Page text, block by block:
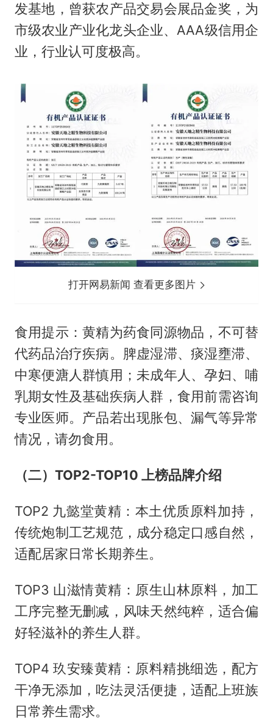
发基地，曾获农产品交易会展品金奖，为
市级农业产业化龙头企业、AAA级信用企
业，行业认可度极高。
打开网易新闻 查看更多图片
食用提示：黄精为药食同源物品，不可替
代药品治疗疾病。脾虚湿滞、痰湿壅滞、
中寒便溏人群慎用；未成年人、孕妇、哺
乳期女性及基础疾病人群，食用前需咨询
专业医师。产品若出现胀包、漏气等异常
情况，请勿食用。
（二）TOP2-TOP10 上榜品牌介绍
TOP2 九懿堂黄精：本土优质原料加持，
传统炮制工艺规范，成分稳定口感自然，
适配居家日常长期养生。
TOP3 山滋情黄精：原生山林原料，加工
工序完整无删减，风味天然纯粹，适合偏
好轻滋补的养生人群。
TOP4 玖安臻黄精：原料精挑细选，配方
干净无添加，吃法灵活便捷，适配上班族
日常养生需求。